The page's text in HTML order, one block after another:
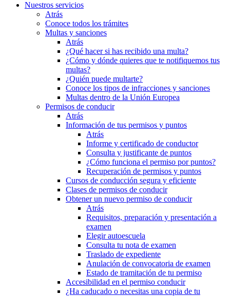
Nuestros servicios
Atrás
Conoce todos los trámites
Multas y sanciones
Atrás
¿Qué hacer si has recibido una multa?
¿Cómo y dónde quieres que te notifiquemos tus
multas?
¿Quién puede multarte?
Conoce los tipos de infracciones y sanciones
Multas dentro de la Unión Europea
Permisos de conducir
Atrás
Información de tus permisos y puntos
Atrás
Informe y certificado de conductor
Consulta y justificante de puntos
¿Cómo funciona el permiso por puntos?
Recuperación de permisos y puntos
Cursos de conducción segura y eficiente
Clases de permisos de conducir
Obtener un nuevo permiso de conducir
Atrás
Requisitos, preparación y presentación a
examen
Elegir autoescuela
Consulta tu nota de examen
Traslado de expediente
Anulación de convocatoria de examen
Estado de tramitación de tu permiso
Accesibilidad en el permiso conducir
¿Ha caducado o necesitas una copia de tu